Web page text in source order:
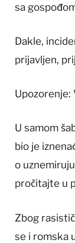
sa
Dakle,
prijavljen,
Upozorenje:
U samom
bio je
o
pročitajte u
Zbog
se i romska